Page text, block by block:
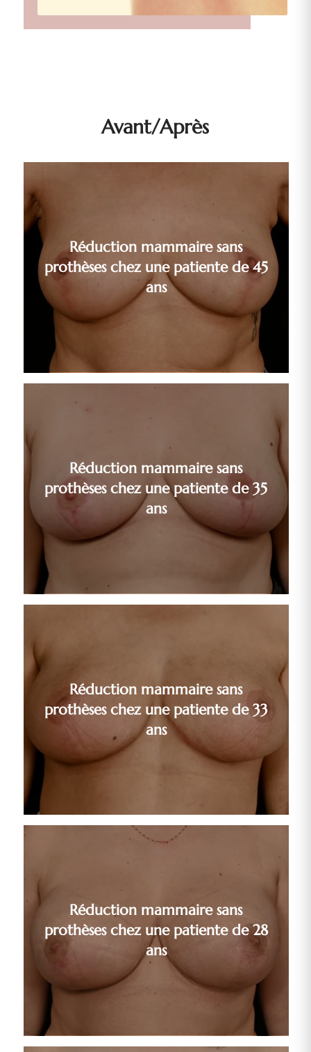
Avant/Après
Réduction mammaire sans
prothèses chez une patiente de 45
ans
Réduction mammaire sans
prothèses chez une patiente de 35
ans
Réduction mammaire sans
prothèses chez une patiente de 33
ans
Réduction mammaire sans
prothèses chez une patiente de 28
ans